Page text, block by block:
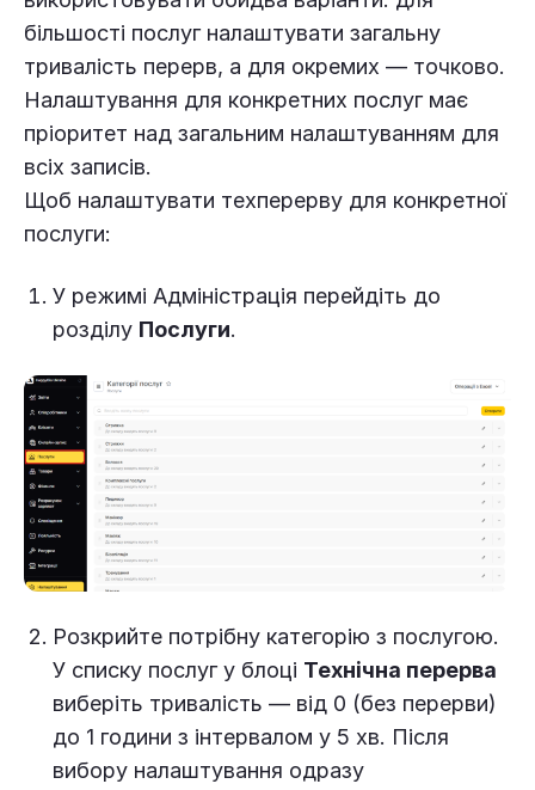
більшості послуг налаштувати загальну
тривалість перерв, а для окремих — точково.
Налаштування для конкретних послуг має
пріоритет над загальним налаштуванням для
всіх записів.
Щоб налаштувати техперерву для конкретної
послуги:
У режимі Адміністрація перейдіть до
розділу Послуги.
Розкрийте потрібну категорію з послугою.
У списку послуг у блоці Технічна перерва
виберіть тривалість — від 0 (без перерви)
до 1 години з інтервалом у 5 хв. Після
вибору налаштування одразу